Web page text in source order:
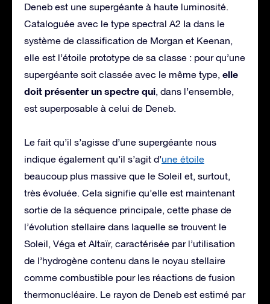
Deneb est une supergéante à haute luminosité.
Cataloguée avec le type spectral A2 Ia dans le
système de classification de Morgan et Keenan,
elle est l’étoile prototype de sa classe : pour qu’une
supergéante soit classée avec le même type, elle
doit présenter un spectre qui, dans l’ensemble,
est superposable à celui de Deneb.
Le fait qu’il s’agisse d’une supergéante nous
indique également qu’il s’agit d’une étoile
beaucoup plus massive que le Soleil et, surtout,
très évoluée. Cela signifie qu’elle est maintenant
sortie de la séquence principale, cette phase de
l’évolution stellaire dans laquelle se trouvent le
Soleil, Véga et Altaïr, caractérisée par l’utilisation
de l’hydrogène contenu dans le noyau stellaire
comme combustible pour les réactions de fusion
thermonucléaire. Le rayon de Deneb est estimé par